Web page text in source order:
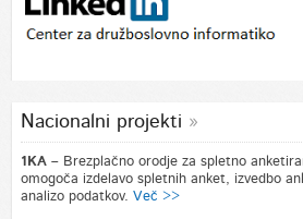
Nacionalni projekti
1KA –Brezplačno orodje za spletno
omogoča izdelavo spletnih anket, izvedbo
analizo podatkov. Več >>